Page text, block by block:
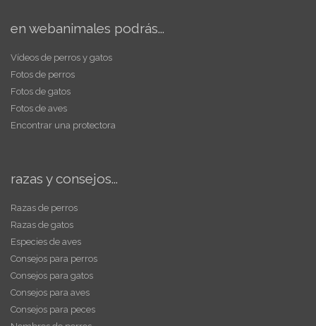
en webanimales podrás...
Vídeos de perros y gatos
Fotos de perros
Fotos de gatos
Fotos de aves
Encontrar una protectora
razas y consejos...
Razas de perros
Razas de gatos
Especies de aves
Consejos para perros
Consejos para gatos
Consejos para aves
Consejos para peces